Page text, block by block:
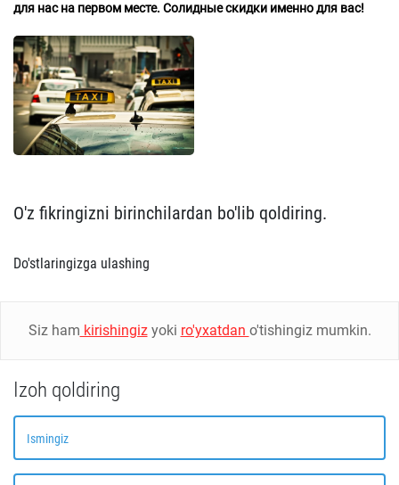
для нас на первом месте. Солидные скидки именно для вас!
O'z fikringizni birinchilardan bo'lib qoldiring.
Do'stlaringizga ulashing
Siz ham kirishingizyoki ro'yxatdan o'tishingiz mumkin.
Izoh qoldiring
Ismingiz